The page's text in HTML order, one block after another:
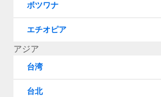
ボツワナ
エチオピア
アジア
台湾
台北